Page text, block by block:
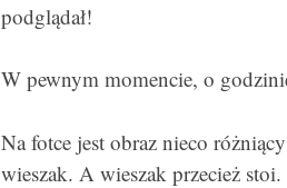
podglądał!
W pewnym momencie, o
Na fotce jest obraz nieco
wieszak. A wieszak przecież stoi.